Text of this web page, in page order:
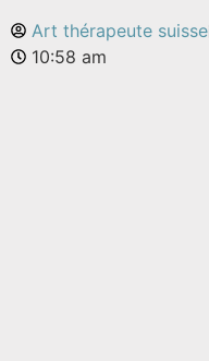
Art thérapeute suisse
10:58 am